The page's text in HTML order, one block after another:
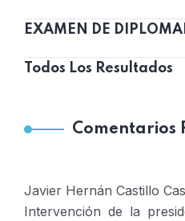
EXAMEN DE
Todos Los Resultados
Comentarios
Javier Hernán Castillo
Intervención de la